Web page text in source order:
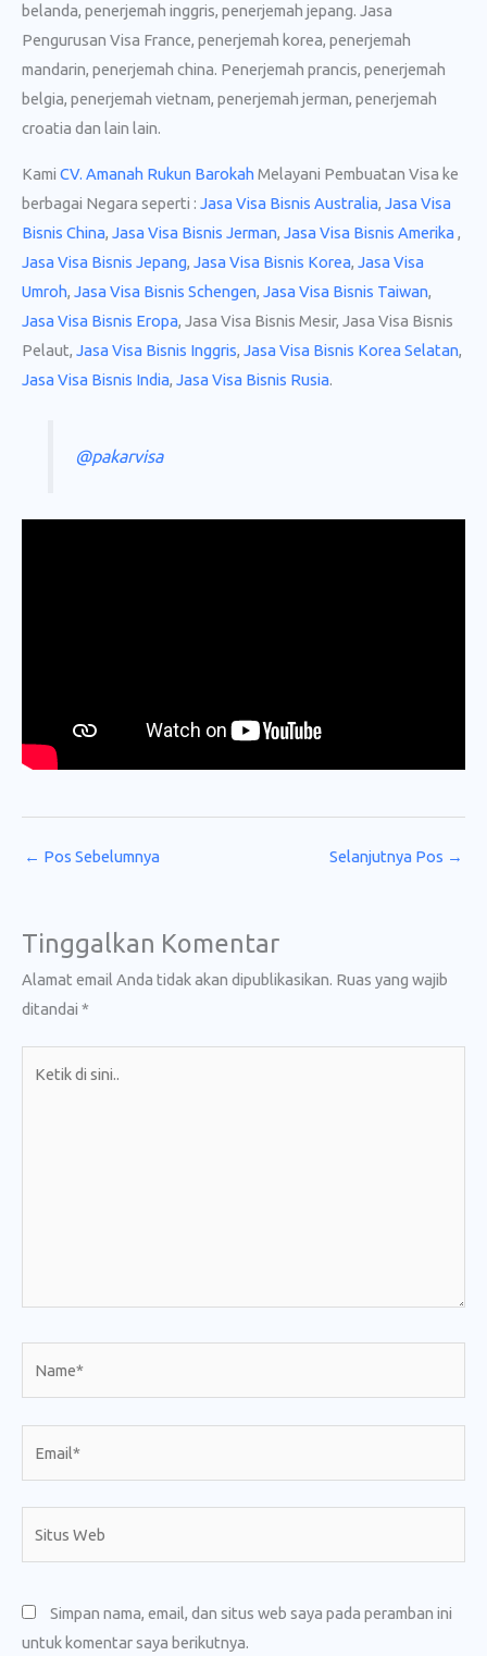
belanda, penerjemah inggris, penerjemah jepang. Jasa
Pengurusan Visa France, penerjemah korea, penerjemah
mandarin, penerjemah china. Penerjemah prancis, penerjemah
belgia, penerjemah vietnam, penerjemah jerman, penerjemah
croatia dan lain lain.
Kami CV. Amanah Rukun Barokah Melayani Pembuatan Visa ke
berbagai Negara seperti : Jasa Visa Bisnis Australia, Jasa Visa
Bisnis China, Jasa Visa Bisnis Jerman, Jasa Visa Bisnis Amerika ,
Jasa Visa Bisnis Jepang, Jasa Visa Bisnis Korea, Jasa Visa
Umroh, Jasa Visa Bisnis Schengen, Jasa Visa Bisnis Taiwan,
Jasa Visa Bisnis Eropa, Jasa Visa Bisnis Mesir, Jasa Visa Bisnis
Pelaut, Jasa Visa Bisnis Inggris, Jasa Visa Bisnis Korea Selatan,
Jasa Visa Bisnis India, Jasa Visa Bisnis Rusia.
@pakarvisa
← Pos Sebelumnya Selanjutnya Pos →
Tinggalkan Komentar
Alamat email Anda tidak akan dipublikasikan. Ruas yang wajib
ditandai *
Simpan nama, email, dan situs web saya pada peramban ini
untuk komentar saya berikutnya.